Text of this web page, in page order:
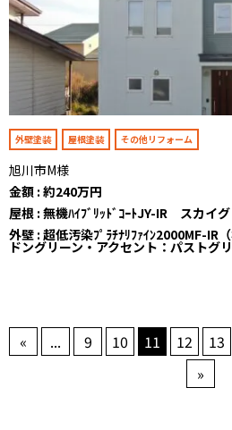
外壁塗装 屋根塗装 その他リフォーム
旭川市M様
金額 : 約240万円
屋根 : 無機ﾊｲﾌﾞﾘｯﾄﾞｺｰﾄJY-IR スカイ
外壁 : 超低汚染ﾌﾟﾗﾁﾅﾘﾌｧｲﾝ2000MF-
ドングリーン・アクセント：パストグリ
« ... 9 10 11 12 13
»